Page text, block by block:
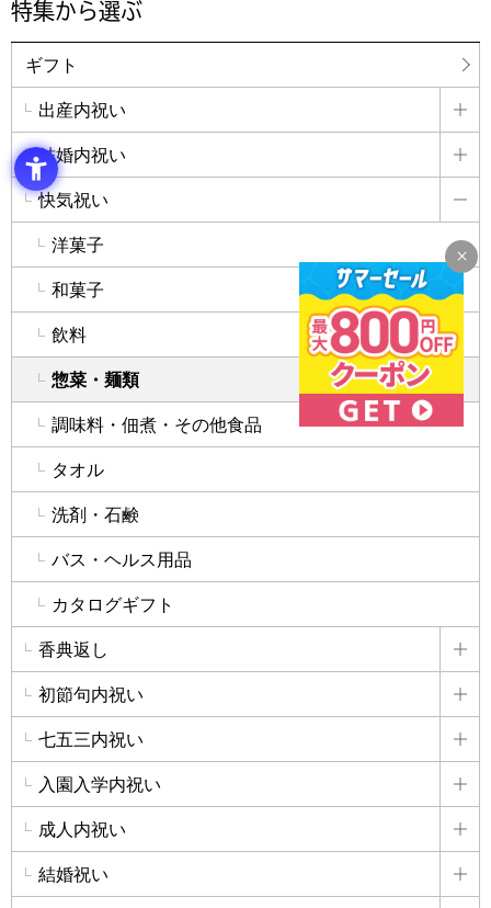
特集から選ぶ
ギフト
出産内祝い
詳
結婚内祝い
詳
快気祝い
洋菓子
和菓子
飲料
惣菜・麺類
調味料・佃煮・その他食品
タオル
洗剤・石鹸
バス・ヘルス用品
カタログギフト
香典返し
詳
初節句内祝い
詳
七五三内祝い
詳
入園入学内祝い
詳
成人内祝い
詳
結婚祝い
詳